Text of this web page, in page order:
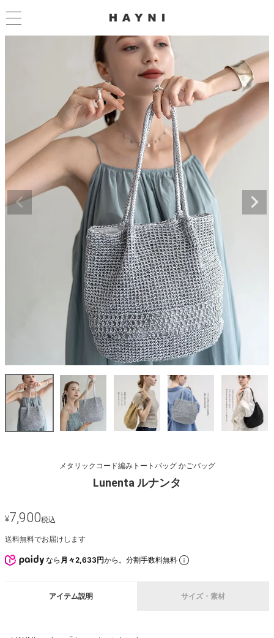
メタリックコード編みトートバッグ かごバッグ
Lunenta ルナンタ
¥7,900税込
送料無料でお届けします
なら 月々2,633円から。分割手数料無料
アイテム説明 サイズ・素材